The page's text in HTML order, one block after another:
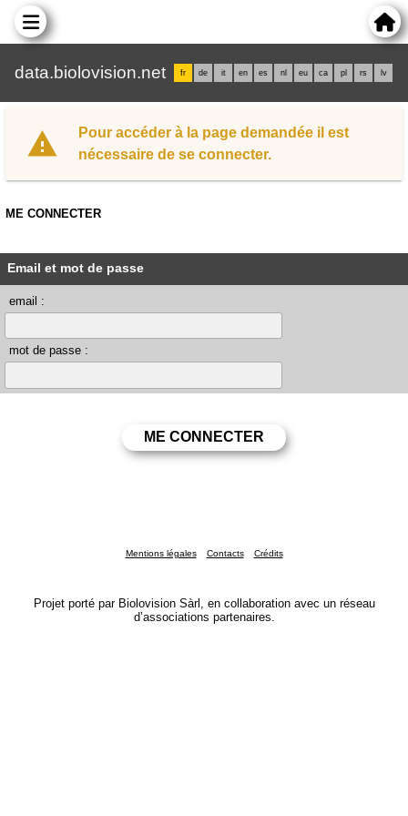
data.biolovision.net fr de it en es nl eu ca pl rs lv
Pour accéder à la page demandée il est
nécessaire de se connecter.
ME CONNECTER
Email et mot de passe
email :
mot de passe :
Mentions légales Contacts Crédits
Projet porté par Biolovision Sàrl, en collaboration avec un réseau
d’associations partenaires.